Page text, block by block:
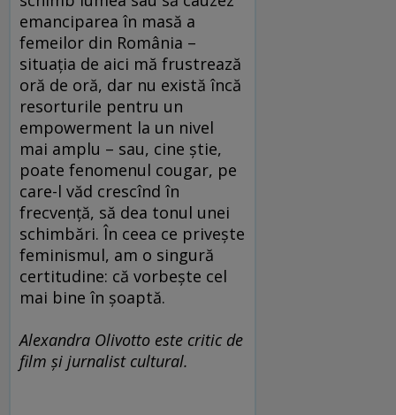
emanciparea în masă a
femeilor din România –
situaţia de aici mă frustrează
oră de oră, dar nu există încă
resorturile pentru un
empowerment la un nivel
mai amplu – sau, cine ştie,
poate fenomenul cougar, pe
care-l văd crescînd în
frecvenţă, să dea tonul unei
schimbări. În ceea ce priveşte
feminismul, am o singură
certitudine: că vorbeşte cel
mai bine în şoaptă.
Alexandra Olivotto este critic de
film şi jurnalist cultural.